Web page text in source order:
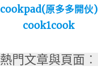
cookpad(原多多開伙)
cook1cook
熱門文章與頁面︰